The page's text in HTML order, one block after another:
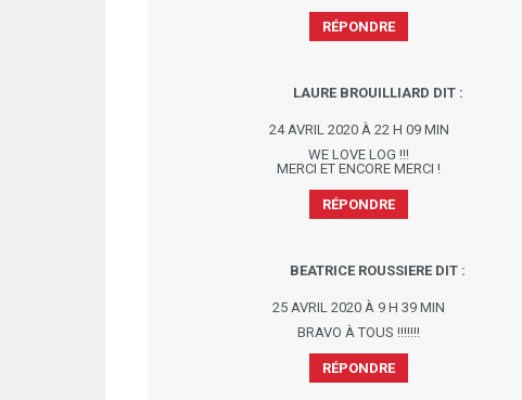
RÉPONDRE
LAURE BROUILLIARD DIT :
24 AVRIL 2020 À 22 H 09 MIN
WE LOVE LOG !!!
MERCI ET ENCORE MERCI !
RÉPONDRE
BEATRICE ROUSSIERE DIT :
25 AVRIL 2020 À 9 H 39 MIN
BRAVO À TOUS !!!!!!!
RÉPONDRE